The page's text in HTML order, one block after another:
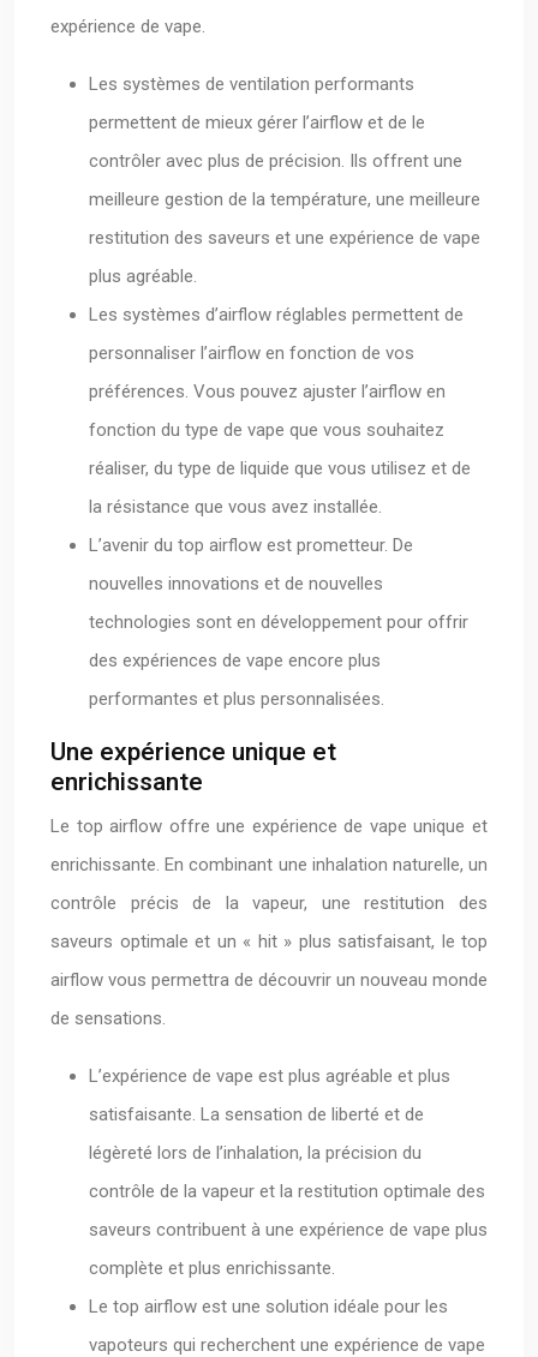
expérience de vape.
Les systèmes de ventilation performants
permettent de mieux gérer l’airflow et de le
contrôler avec plus de précision. Ils offrent une
meilleure gestion de la température, une meilleure
restitution des saveurs et une expérience de vape
plus agréable.
Les systèmes d’airflow réglables permettent de
personnaliser l’airflow en fonction de vos
préférences. Vous pouvez ajuster l’airflow en
fonction du type de vape que vous souhaitez
réaliser, du type de liquide que vous utilisez et de
la résistance que vous avez installée.
L’avenir du top airflow est prometteur. De
nouvelles innovations et de nouvelles
technologies sont en développement pour offrir
des expériences de vape encore plus
performantes et plus personnalisées.
Une expérience unique et
enrichissante
Le top airflow offre une expérience de vape unique et
enrichissante. En combinant une inhalation naturelle, un
contrôle précis de la vapeur, une restitution des
saveurs optimale et un « hit » plus satisfaisant, le top
airflow vous permettra de découvrir un nouveau monde
de sensations.
L’expérience de vape est plus agréable et plus
satisfaisante. La sensation de liberté et de
légèreté lors de l’inhalation, la précision du
contrôle de la vapeur et la restitution optimale des
saveurs contribuent à une expérience de vape plus
complète et plus enrichissante.
Le top airflow est une solution idéale pour les
vapoteurs qui recherchent une expérience de vape